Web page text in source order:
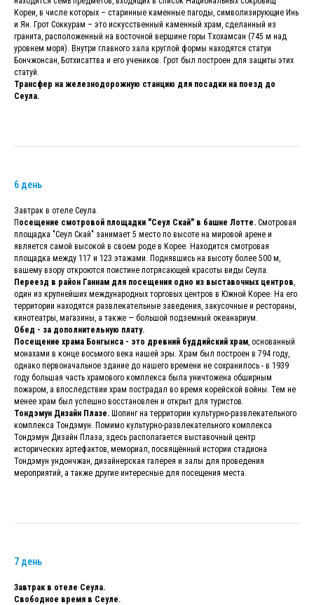
Кореи, в числе которых – старинные каменные пагоды, символизирующие Инь
и Ян. Грот Соккурам – это искусственный каменный храм, сделанный из
гранита, расположенный на восточной вершине горы Тхохамсан (745 м над
уровнем моря). Внутри главного зала круглой формы находятся статуи
Бончжонсан, Ботхисаттва и его учеников. Грот был построен для защиты этих
статуй.
Трансфер на железнодорожную станцию для посадки на поезд до
Сеула.
6 день
Завтрак в отеле Сеула.
Посещение смотровой площадки "Сеул Скай" в башне Лотте. Смотровая
площадка "Сеул Скай" занимает 5 место по высоте на мировой арене и
является самой высокой в своем роде в Корее. Находится смотровая
площадка между 117 и 123 этажами. Поднявшись на высоту более 500 м,
вашему взору откроются поистине потрясающей красоты виды Сеула.
Переезд в район Ганнам для посещения одно из выставочных центров
один из крупнейших международных торговых центров в Южной Корее. На его
территории находятся развлекательные заведения, закусочные и рестораны,
кинотеатры, магазины, а также — большой подземный океанариум.
Обед - за дополнительную плату.
Посещение храма Бонгынса - это древний буддийский храм , основанный
монахами в конце восьмого века нашей эры. Храм был построен в 794 году,
однако первоначальное здание до нашего времени не сохранилось - в 1939
году большая часть храмового комплекса была уничтожена обширным
пожаром, а впоследствии храм пострадал во время корейской войны. Тем не
менее храм был успешно восстановлен и открыт для туристов.
Тондэмун Дизайн Плазе. Шопинг на территории культурно-развлекательного
комплекса Тондэмун. Помимо культурно-развлекательного комплекса
Тондэмун Дизайн Плаза, здесь располагается выставочный центр
исторических артефактов, мемориал, посвящённый истории стадиона
Тондэмун ундончжан, дизайнерская галерея и залы для проведения
мероприятий, а также другие интересные для посещения места.
7 день
Завтрак в отеле Сеула.
Свободное время в Сеуле.